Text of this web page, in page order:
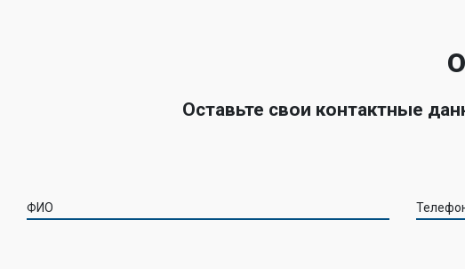
Оставьте свои контактные
ФИО